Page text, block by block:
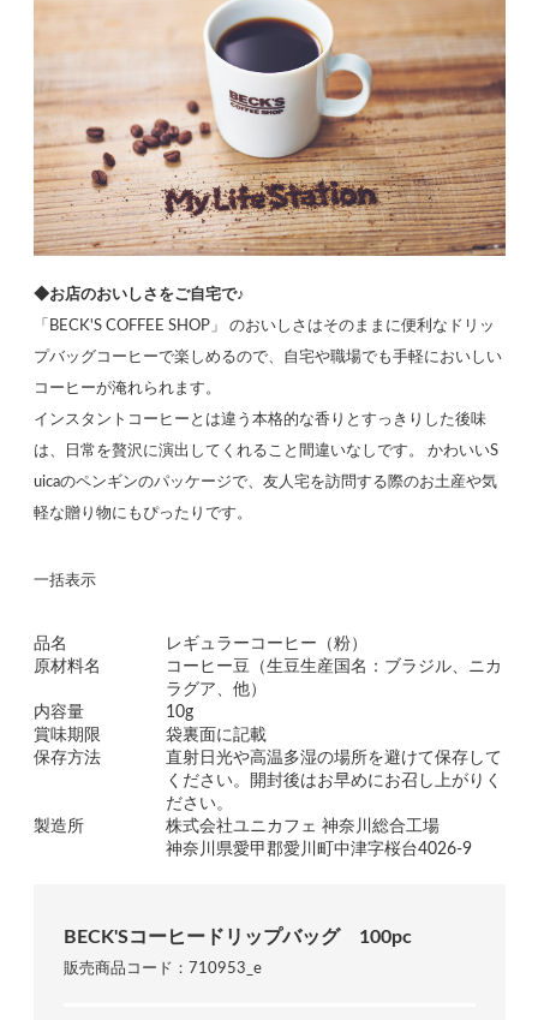
◆お店のおいしさをご自宅で♪
「BECK'S COFFEE SHOP」 のおいしさはそのままに便利なドリッ
プバッグコーヒーで楽しめるので、自宅や職場でも手軽においしい
コーヒーが淹れられます。
インスタントコーヒーとは違う本格的な香りとすっきりした後味
は、日常を贅沢に演出してくれること間違いなしです。 かわいいS
uicaのペンギンのパッケージで、友人宅を訪問する際のお土産や気
軽な贈り物にもぴったりです。
一括表示
品名
レギュラーコーヒー（粉）
原材料名
コーヒー豆（生豆生産国名：ブラジル、ニカ
ラグア、他）
内容量
10g
賞味期限
袋裏面に記載
保存方法
直射日光や高温多湿の場所を避けて保存して
ください。開封後はお早めにお召し上がりく
ださい。
製造所
株式会社ユニカフェ 神奈川総合工場
神奈川県愛甲郡愛川町中津字桜台4026-9
BECK'Sコーヒードリップバッグ 100pc
販売商品コード：710953_e